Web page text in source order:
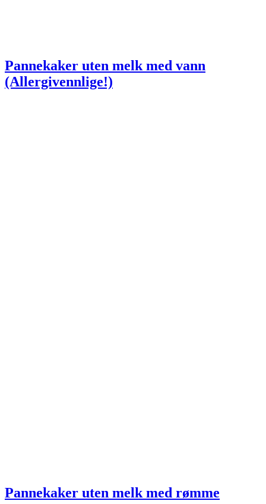
Pannekaker uten melk med vann
(Allergivennlige!)
Pannekaker uten melk med rømme